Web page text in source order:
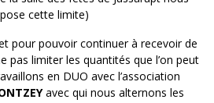
cette limite)
pour pouvoir continuer à recevoir de
pas limiter les quantités que l’on peut
en DUO avec l’association
avec qui nous alternons les